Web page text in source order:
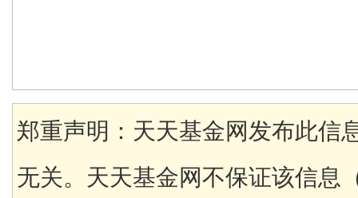
郑重声明：天天基金网发布此信
无关。天天基金网不保证该信息